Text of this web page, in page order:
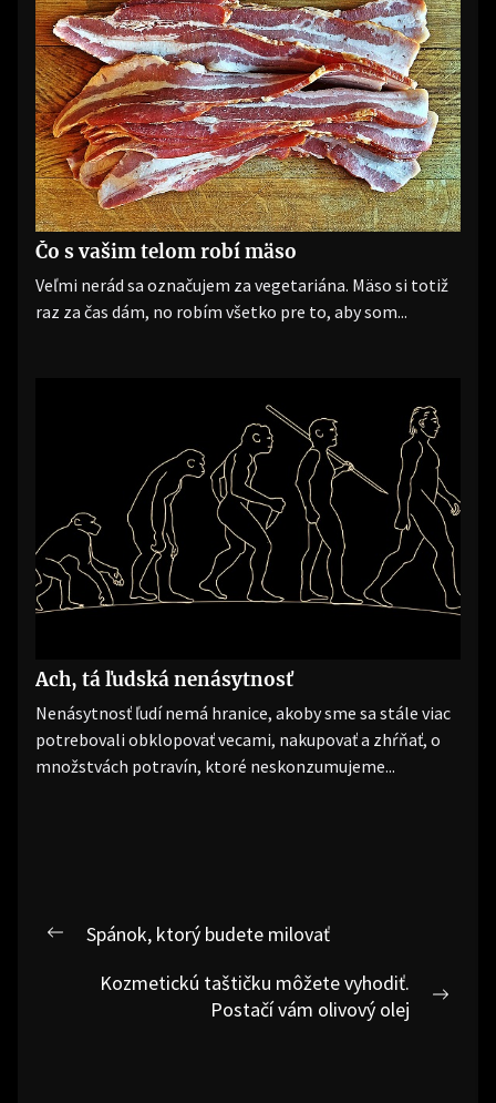
Čo s vašim telom robí mäso
Veľmi nerád sa označujem za vegetariána. Mäso si totiž
raz za čas dám, no robím všetko pre to, aby som...
Ach, tá ľudská nenásytnosť
Nenásytnosť ľudí nemá hranice, akoby sme sa stále viac
potrebovali obklopovať vecami, nakupovať a zhŕňať, o
množstvách potravín, ktoré neskonzumujeme...
Navigace
příspěvek
PreviousSpánok, ktorý budete milovať
Kozmetickú taštičku môžete vyhodiť.
Postačí vám olivový olej